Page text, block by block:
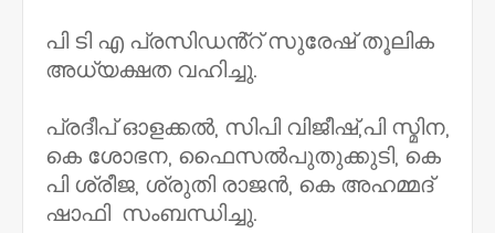
പി ടി എ പ്രസിഡൻ്റ് സുരേഷ് തൂലിക
അധ്യക്ഷത വഹിച്ചു.
പ്രദീപ് ഓളക്കൽ, സിപി വിജീഷ്,പി സ്മിന,
കെ ശോഭന, ഫൈസൽപുതുക്കുടി, കെ
പി ശ്രീജ, ശ്രുതി രാജൻ, കെ അഹമ്മദ്
ഷാഫി സംബന്ധിച്ചു.